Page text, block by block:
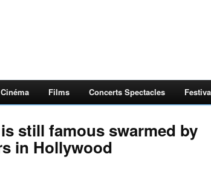
Cinéma Films Concerts Spectacles
still famous swarmed by
in Hollywood